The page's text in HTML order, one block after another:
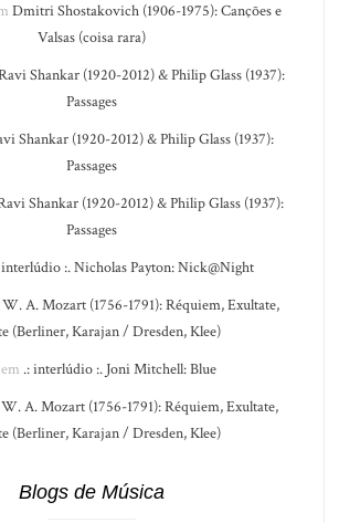
Dmitri Shostakovich (1906-1975): Canções e
Valsas (coisa rara)
Shankar (1920-2012) & Philip Glass (1937):
Passages
Shankar (1920-2012) & Philip Glass (1937):
Passages
Shankar (1920-2012) & Philip Glass (1937):
Passages
interlúdio :. Nicholas Payton: Nick@Night
W. A. Mozart (1756-1791): Réquiem, Exultate,
(Berliner, Karajan / Dresden, Klee)
.: interlúdio :. Joni Mitchell: Blue
W. A. Mozart (1756-1791): Réquiem, Exultate,
(Berliner, Karajan / Dresden, Klee)
Blogs de Música